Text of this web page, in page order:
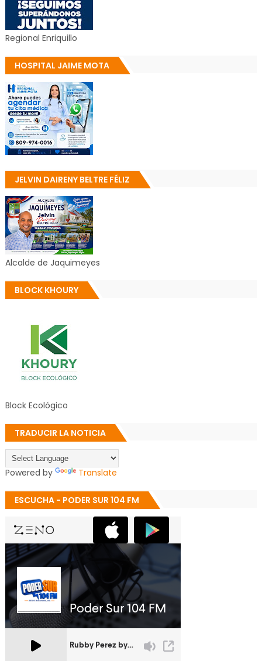
Regional Enriquillo
HOSPITAL JAIME MOTA
JELVIN DAIRENY BELTRE FÉLIZ
Alcalde de Jaquimeyes
BLOCK KHOURY
Block Ecológico
TRADUCIR LA NOTICIA
Powered by Translate
ESCUCHA - PODER SUR 104 FM